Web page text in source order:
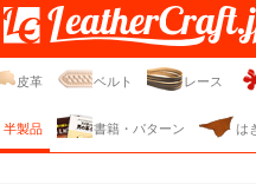
レザークラフト・ドット・
ジェーピー
皮革 ベルト レース
半製品 書籍・パターン は